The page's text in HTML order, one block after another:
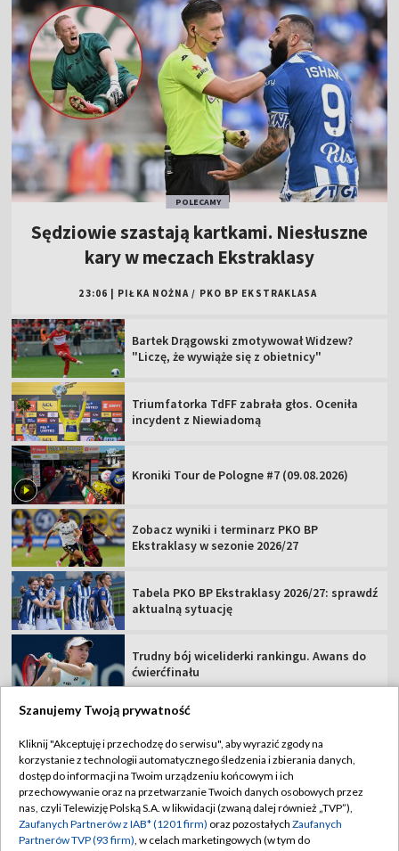
POLECAMY
Sędziowie szastają kartkami. Niesłuszne
kary w meczach Ekstraklasy
23:06 PIŁKA NOŻNA / PKO BP EKSTRAKLASA
Bartek Drągowski zmotywował Widzew?
"Liczę, że wywiąże się z obietnicy"
Triumfatorka TdFF zabrała głos. Oceniła
incydent z Niewiadomą
Kroniki Tour de Pologne #7 (09.08.2026)
Zobacz wyniki i terminarz PKO BP
Ekstraklasy w sezonie 2026/27
Tabela PKO BP Ekstraklasy 2026/27: sprawdź
aktualną sytuację
Trudny bój wiceliderki rankingu. Awans do
ćwierćfinału
TVP
Abonament TVP
Sklep TVP
Regulamin TVP
Polityka prywatności
Szanujemy Twoją prywatność
Kliknij "Akceptuję i przechodzę do serwisu", aby wyrazić zgody na
korzystanie z technologii automatycznego śledzenia i zbierania danych,
dostęp do informacji na Twoim urządzeniu końcowym i ich
przechowywanie oraz na przetwarzanie Twoich danych osobowych przez
nas, czyli Telewizję Polską S.A. w likwidacji (zwaną dalej również „TVP”),
Zaufanych Partnerów z IAB* (1201 firm) oraz pozostałych Zaufanych
Partnerów TVP (93 firm), w celach marketingowych (w tym do